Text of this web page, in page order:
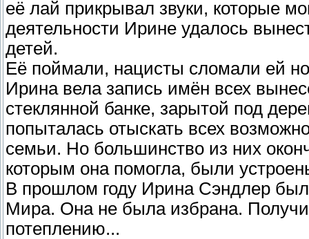
её лай прикрывал звуки, которые
деятельности Ирине удалось
детей.
Её поймали, нацисты сломали ей
Ирина вела запись имён всех
стеклянной банке, зарытой под
попыталась отыскать всех
семьи. Но большинство из них
которым она помогла, были
В прошлом году Ирина Сэндлер
Мира. Она не была избрана.
потеплению...